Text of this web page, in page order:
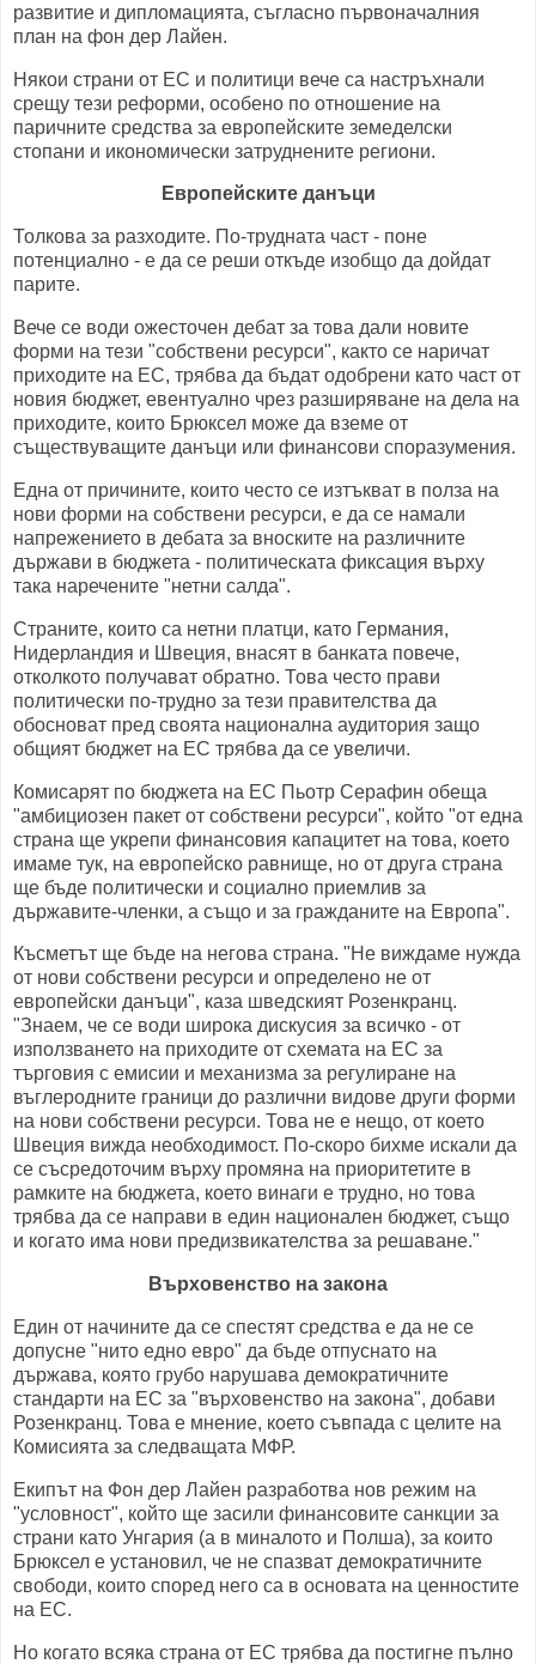
развитие и дипломацията, съгласно първоначалния
план на фон дер Лайен.
Някои страни от ЕС и политици вече са настръхнали
срещу тези реформи, особено по отношение на
паричните средства за европейските земеделски
стопани и икономически затруднените региони.
Европейските данъци
Толкова за разходите. По-трудната част - поне
потенциално - е да се реши откъде изобщо да дойдат
парите.
Вече се води ожесточен дебат за това дали новите
форми на тези "собствени ресурси", както се наричат
приходите на ЕС, трябва да бъдат одобрени като част от
новия бюджет, евентуално чрез разширяване на дела на
приходите, които Брюксел може да вземе от
съществуващите данъци или финансови споразумения.
Една от причините, които често се изтъкват в полза на
нови форми на собствени ресурси, е да се намали
напрежението в дебата за вноските на различните
държави в бюджета - политическата фиксация върху
така наречените "нетни салда".
Страните, които са нетни платци, като Германия,
Нидерландия и Швеция, внасят в банката повече,
отколкото получават обратно. Това често прави
политически по-трудно за тези правителства да
обосноват пред своята национална аудитория защо
общият бюджет на ЕС трябва да се увеличи.
Комисарят по бюджета на ЕС Пьотр Серафин обеща
"амбициозен пакет от собствени ресурси", който "от една
страна ще укрепи финансовия капацитет на това, което
имаме тук, на европейско равнище, но от друга страна
ще бъде политически и социално приемлив за
държавите-членки, а също и за гражданите на Европа".
Късметът ще бъде на негова страна. "Не виждаме нужда
от нови собствени ресурси и определено не от
европейски данъци", каза шведският Розенкранц.
"Знаем, че се води широка дискусия за всичко - от
използването на приходите от схемата на ЕС за
търговия с емисии и механизма за регулиране на
въглеродните граници до различни видове други форми
на нови собствени ресурси. Това не е нещо, от което
Швеция вижда необходимост. По-скоро бихме искали да
се съсредоточим върху промяна на приоритетите в
рамките на бюджета, което винаги е трудно, но това
трябва да се направи в един национален бюджет, също
и когато има нови предизвикателства за решаване."
Върховенство на закона
Един от начините да се спестят средства е да не се
допусне "нито едно евро" да бъде отпуснато на
държава, която грубо нарушава демократичните
стандарти на ЕС за "върховенство на закона", добави
Розенкранц. Това е мнение, което съвпада с целите на
Комисията за следващата МФР.
Екипът на Фон дер Лайен разработва нов режим на
"условност", който ще засили финансовите санкции за
страни като Унгария (а в миналото и Полша), за които
Брюксел е установил, че не спазват демократичните
свободи, които според него са в основата на ценностите
на ЕС.
Но когато всяка страна от ЕС трябва да постигне пълно